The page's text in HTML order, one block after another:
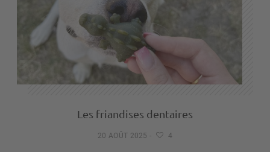
Les friandises dentaires
20 AOÛT 2025 - 4